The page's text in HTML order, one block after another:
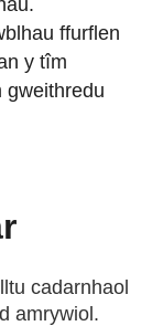
ffurflen
y tîm
gweithredu
cadarnhaol
amrywiol.